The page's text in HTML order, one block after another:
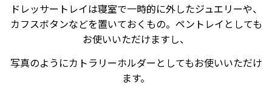
ドレッサートレイは寝室で一時的に外したジュエリーや、
カフスボタンなどを置いておくもの。ペントレイとしても
お使いいただけますし、
写真のようにカトラリーホルダーとしてもお使いいただけ
ます。